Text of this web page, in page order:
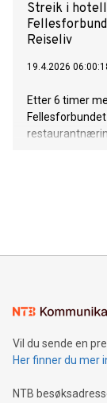
Streik i
Reiseliv
19.4.2026
Etter 6 timer
Vil du sende en
Her finner du mer
NTB